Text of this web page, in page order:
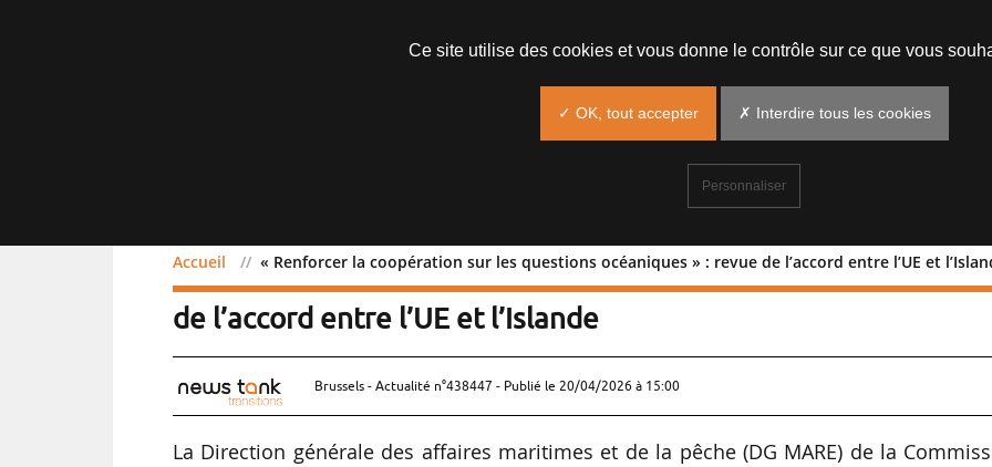
Accueil « Renforcer la coopération sur les questions océaniques » : revue de l’accord entre l’UE et
« Renforcer la coopération sur les questions océaniques » :
de l’accord entre l’UE et l’Islande
Brussels - Actualité n°438447 - Publié le 20/04/2026 à 15:00
La Direction générale des affaires maritimes et de la pêche (DG MARE) de la
Ce site utilise des cookies et vous donne le contrôle sur ce que vous
✓ OK, tout accepter ✗ Interdire tous les cookies
Personnaliser